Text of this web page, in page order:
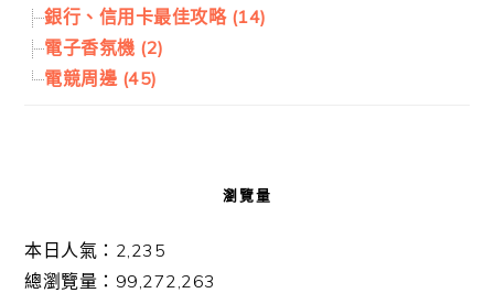
銀行、信用卡最佳攻略 (14)
電子香氛機 (2)
電競周邊 (45)
瀏覽量
本日人氣：2,235
總瀏覽量：99,272,263